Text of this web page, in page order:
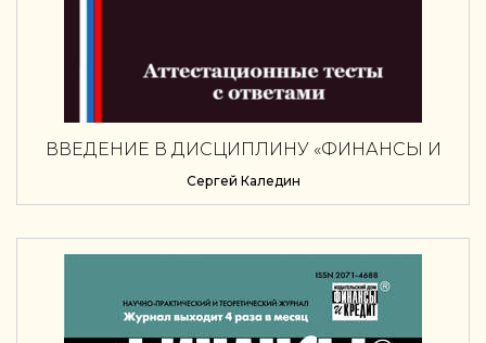
ВВЕДЕНИЕ В ДИСЦИПЛИНУ «ФИНАНСЫ И
КРЕДИТ». АТТЕСТАЦИОННЫЕ ТЕСТЫ С
ОТВЕТАМИ
Сергей Каледин